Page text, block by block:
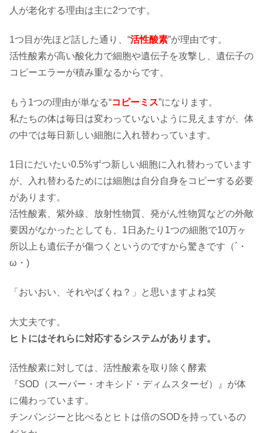
人が老化する理由は主に2つです。
1つ目が先ほど話した通り、“活性酸素”が理由です。
活性酸素が高い酸化力で細胞や遺伝子を攻撃し、遺伝子の
コピーエラーが積み重なるからです。
もう1つの理由が単なる“コピーミス”になります。
私たちの体は毎日は変わっていないように見えますが、体
の中では毎日新しい細胞に入れ替わっています。
1日にだいたい0.5%ずつ新しい細胞に入れ替わっています
が、入れ替わるためには細胞は自分自身をコピーする必要
があります。
活性酸素、紫外線、放射性物質、発がん性物質などの外敵
要因がなかったとしても、1日あたり1つの細胞で10万ヶ
所以上も遺伝子が傷つくというのですから驚きです（´・
ω・)
「おいおい、それやばくね？」と思いますよね笑
大丈夫です。
ヒトにはそれらに対応するシステムがあります。
活性酸素に対しては、活性酸素を取り除く酵素
『SOD（スーパー・オキシド・ディムスターゼ）』が体
に備わっています。
チンパンジーと比べるとヒトは倍のSODを持っているの